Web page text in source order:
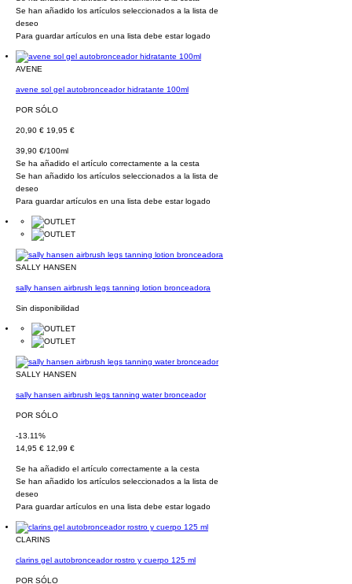
Se han añadido los artículos seleccionados a la lista de
deseo
Para guardar artículos en una lista debe estar logado
AVENE
avene sol gel autobronceador hidratante 100ml
POR SÓLO
20,90 € 19,95 €
39,90 €/100ml
Se ha añadido el artículo correctamente a la cesta
Se han añadido los artículos seleccionados a la lista de
deseo
Para guardar artículos en una lista debe estar logado
SALLY HANSEN
sally hansen airbrush legs tanning lotion bronceadora
Sin disponibilidad
SALLY HANSEN
sally hansen airbrush legs tanning water bronceador
POR SÓLO
-13.11%
14,95 € 12,99 €
Se ha añadido el artículo correctamente a la cesta
Se han añadido los artículos seleccionados a la lista de
deseo
Para guardar artículos en una lista debe estar logado
CLARINS
clarins gel autobronceador rostro y cuerpo 125 ml
POR SÓLO